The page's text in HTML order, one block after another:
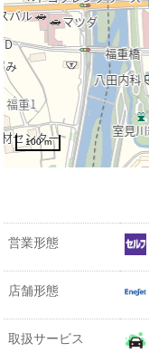
100 m
営業形態
店舗形態
取扱サービス